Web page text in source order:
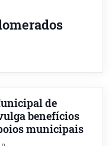
de
benefícios
municipais